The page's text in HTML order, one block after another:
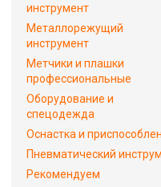
инструмент
Металлорежущий
инструмент
Метчики и плашки
профессиональные
Оборудование и
спецодежда
Оснастка и
Пневматический
Рекомендуем